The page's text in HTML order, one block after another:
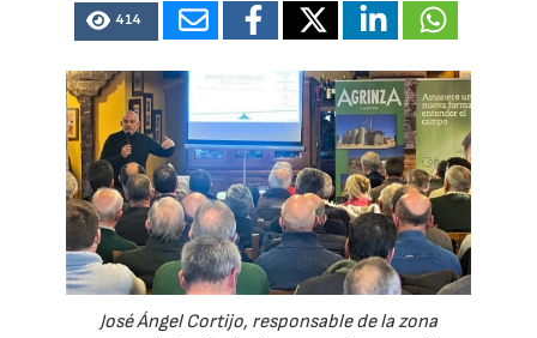
414
José Ángel Cortijo, responsable de la zona